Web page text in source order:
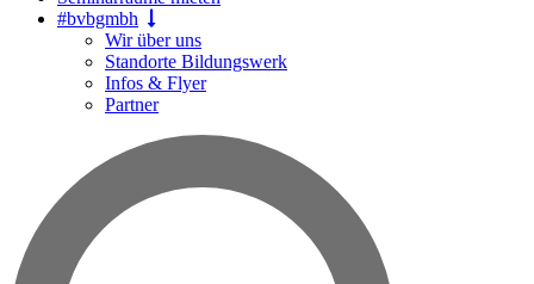
#bvbgmbh
Wir über uns
Standorte Bildungswerk
Infos & Flyer
Partner